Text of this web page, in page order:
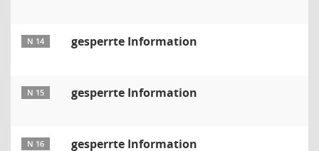
N 14 gesperrte Information
N 15 gesperrte Information
N 16 gesperrte Information